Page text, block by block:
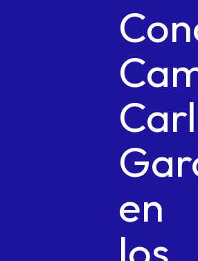
en